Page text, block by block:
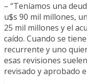
– “Teníamos una
u$s 90 mil millones,
25 mil millones y el
caído. Cuando se
recurrente y uno
esas revisiones
revisado y aprobado